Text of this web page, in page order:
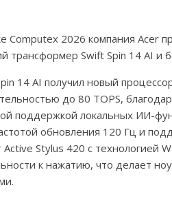
Computex 2026 компания Acer
трансформер Swift Spin 14 AI и
14 AI получил новый
до 80 TOPS,
поддержкой локальных ИИ-
обновления 120 Гц и
Active Stylus 420 с технологией
к нажатию, что делает